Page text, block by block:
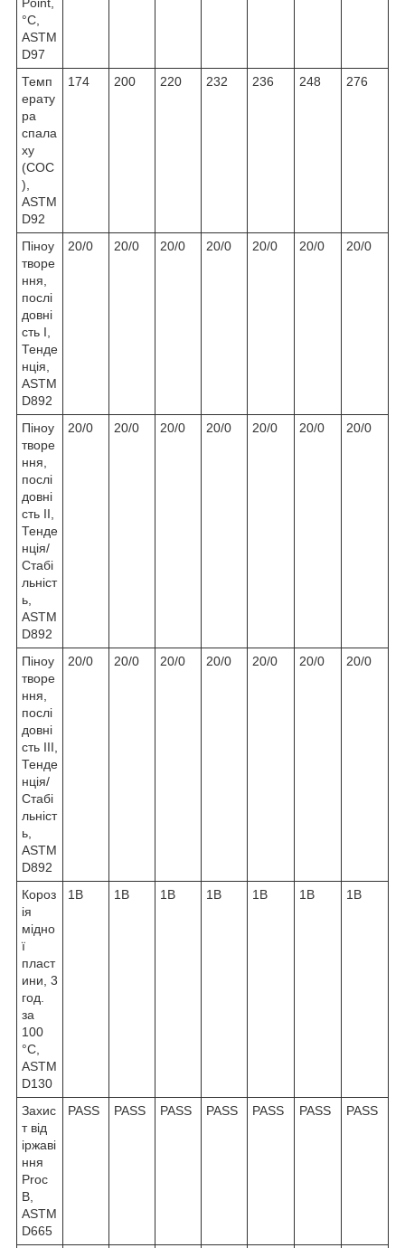
°C,
ASTM
D97
Темп
ерату
ра
спала
ху
(COC
),
ASTM
D92
174 200 220 232 236 248 276
Піноу
творе
ння,
послі
довні
сть I,
Тенде
нція,
ASTM
D892
20/0 20/0 20/0 20/0 20/0 20/0 20/0
Піноу
творе
ння,
послі
довні
сть II,
Тенде
нція/
Стабі
льніст
ь,
ASTM
D892
20/0 20/0 20/0 20/0 20/0 20/0 20/0
Піноу
творе
ння,
послі
довні
сть III,
Тенде
нція/
Стабі
льніст
ь,
ASTM
D892
20/0 20/0 20/0 20/0 20/0 20/0 20/0
Короз
ія
мідно
ї
пласт
ини, 3
год.
за
100
°C,
ASTM
D130
1B 1B 1B 1B 1B 1B 1B
Захис
т від
іржаві
ння
Proc
B,
ASTM
D665
PASS PASS PASS PASS PASS PASS PASS